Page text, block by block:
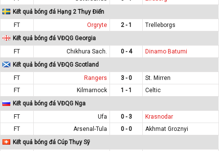
Kết quả bóng đá Hạng 2 Thụy Điển
FT
Orgryte 2 - 1
Trelleborgs
Kết quả bóng đá VĐQG Georgia
FT
Chikhura Sach. 0 - 4
Dinamo Batumi
Kết quả bóng đá VĐQG Scotland
FT
Rangers 3 - 0
St. Mirren
FT
Kilmarnock 1 - 1
Celtic
Kết quả bóng đá VĐQG Nga
FT
Ufa 0 - 3
Krasnodar
FT
Arsenal-Tula 0 - 0
Akhmat Groznyi
Kết quả bóng đá Cúp Thụy Sỹ